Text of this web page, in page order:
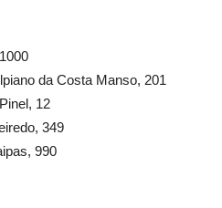
da Costa Manso, 201
12
349
990